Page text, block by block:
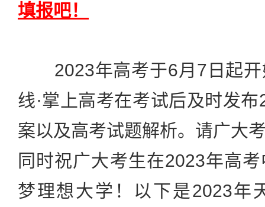
填报吧！
2023年高考于6月7日起开
线·掌上高考在考试后及时发
案以及高考试题解析。请广大
同时祝广大考生在2023年高
梦理想大学！以下是2023年